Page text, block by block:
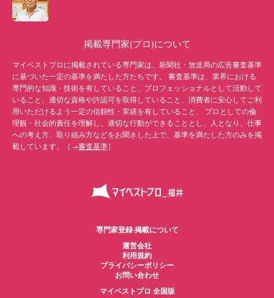
掲載専門家(プロ)について
マイベストプロに掲載されている専門家は、新聞社・放送局の広告審査基準
に基づいた一定の基準を満たした方たちです。 審査基準は、業界における
専門的な知識・技術を有していること、プロフェッショナルとして活動して
いること、適切な資格や許認可を取得していること、消費者に安心してご利
用いただけるよう一定の信頼性・実績を有していること、 プロとしての倫
理観・社会的責任を理解し、適切な行動ができることとし、人となり、仕事
への考え方、取り組み方などをお聞きした上で、基準を満たした方のみを掲
載しています。［→審査基準］
専門家登録·掲載について
運営会社
利用規約
プライバシーポリシー
お問い合わせ
マイベストプロ 全国版